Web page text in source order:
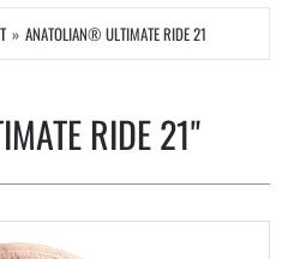
ANATOLIAN® ULTIMATE RIDE 21
RIDE 21"